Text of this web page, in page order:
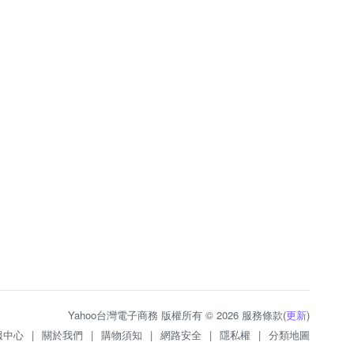
Yahoo台灣電子商務 版權所有 © 2026 服務條款(更新)
中心 | 關於我們 | 購物須知 | 網路安全 | 隱私權 | 分類地圖